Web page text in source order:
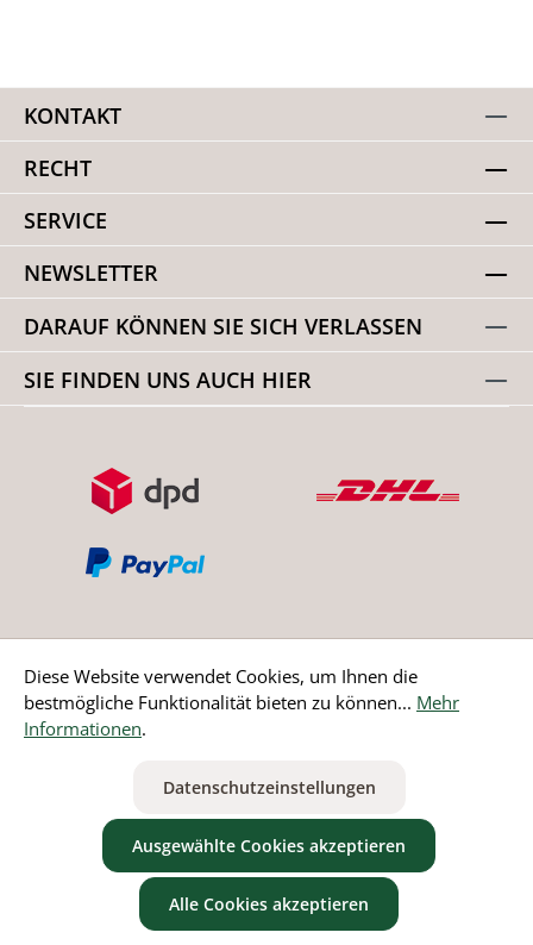
KONTAKT
RECHT
SERVICE
NEWSLETTER
DARAUF KÖNNEN SIE SICH VERLASSEN
SIE FINDEN UNS AUCH HIER
Bestellung widerrufen
ausgenommen Nicht EU-Länder
Diese Website verwendet Cookies, um Ihnen die
bestmögliche Funktionalität bieten zu können... Mehr
Informationen.
Datenschutzeinstellungen
Ausgewählte Cookies akzeptieren
Alle Cookies akzeptieren